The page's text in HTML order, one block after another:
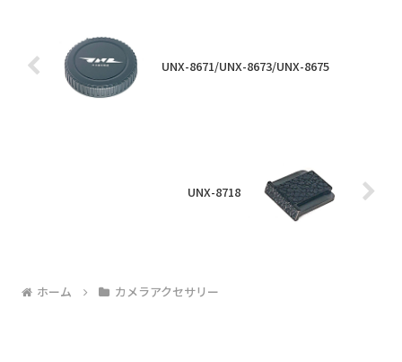
UNX-8671/UNX-8673/UNX-8675
UNX-8718
ホーム カメラアクセサリー